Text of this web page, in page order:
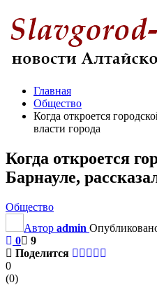
Главная
Общество
Когда откроется
власти города
Когда откроется
Барнауле,
Общество
Автор admin
0
9
Поделится
0
(0)